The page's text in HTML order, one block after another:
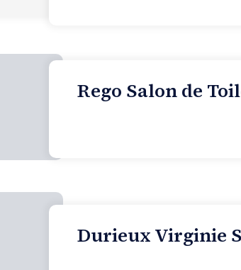
Rego Salon de
Durieux Virginie